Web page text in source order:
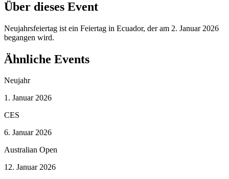
Über dieses Event
Neujahrsfeiertag ist ein Feiertag in Ecuador, der am 2. Januar 2026
begangen wird.
Ähnliche Events
Neujahr
1. Januar 2026
CES
6. Januar 2026
Australian Open
12. Januar 2026